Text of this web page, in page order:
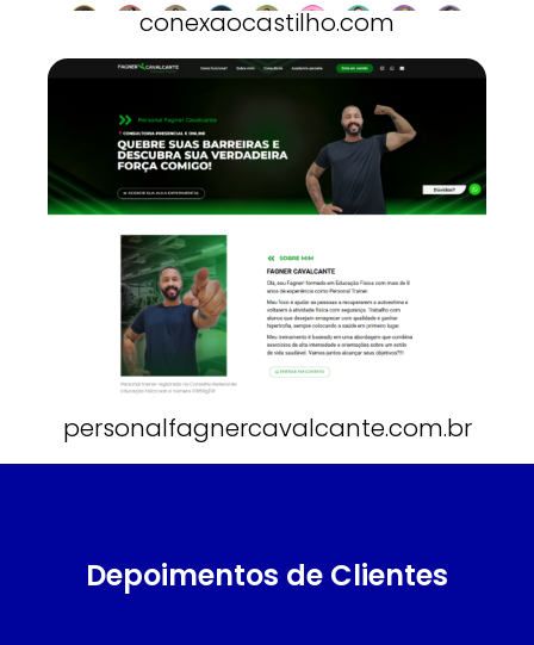
conexaocastilho.com
personalfagnercavalcante.com.br
Depoimentos de Clientes